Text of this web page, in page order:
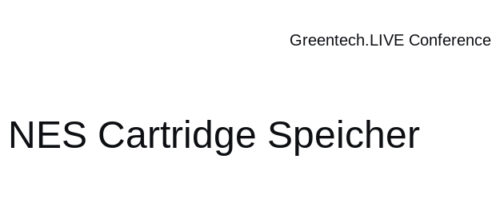
Greentech.LIVE Conference
NES Cartridge Speicher